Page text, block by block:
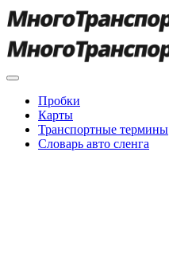
Пробки
Карты
Транспортные термины
Словарь авто сленга